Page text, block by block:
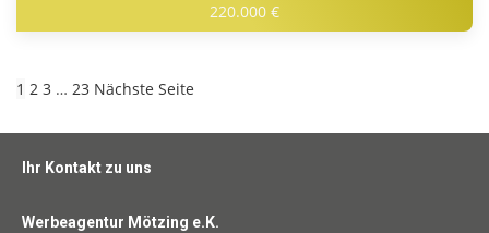
220.000 €
1 2 3 … 23 Nächste Seite
Ihr Kontakt zu uns
Werbeagentur Mötzing e.K.